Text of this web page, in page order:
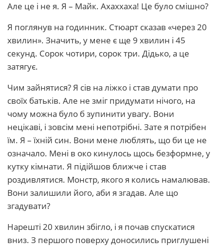
Але це і не я. Я – Майк. Ахаххаха! Це було смішно?
Я поглянув на годинник. Стюарт сказав «через 20
хвилин». Значить, у мене є ще 9 хвилин і 45
секунд. Сорок чотири, сорок три. Дідько, а це
затягує.
Чим зайнятися? Я сів на ліжко і став думати про
своїх батьків. Але не зміг придумати нічого, на
чому можна було б зупинити увагу. Вони
нецікаві, і зовсім мені непотрібні. Зате я потрібен
їм. Я – їхній син. Вони мене люблять, що би це не
означало. Мені в око кинулось щось безформне, у
кутку кімнати. Я підійшов ближче і став
роздивлятися. Монстр, якого я колись намалював.
Вони залишили його, аби я згадав. Але що
згадувати?
Нарешті 20 хвилин збігло, і я почав спускатися
вниз. З першого поверху доносились приглушені